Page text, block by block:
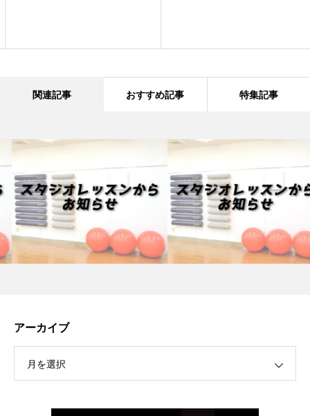
関連記事 おすすめ記事 特集記事
アーカイブ
月を選択